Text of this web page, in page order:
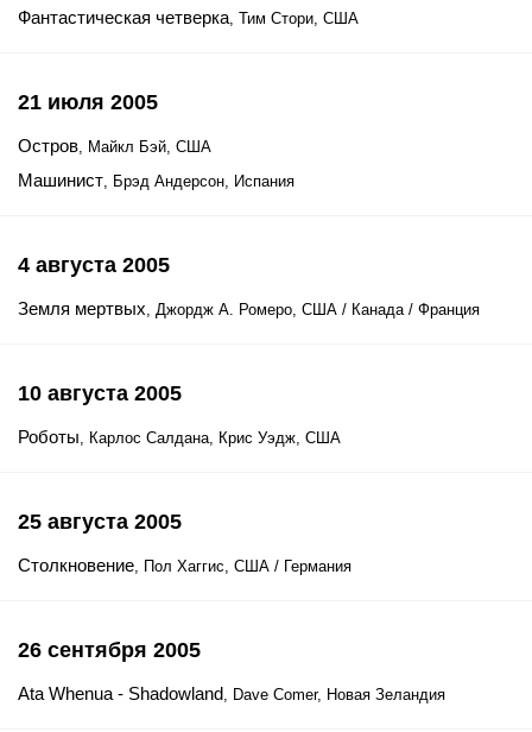
Фантастическая четверка, Тим Стори, США
21 июля 2005
Остров, Майкл Бэй, США
Машинист, Брэд Андерсон, Испания
4 августа 2005
Земля мертвых, Джордж А. Ромеро, США / Канада / Франция
10 августа 2005
Роботы, Карлос Салдана, Крис Уэдж, США
25 августа 2005
Столкновение, Пол Хаггис, США / Германия
26 сентября 2005
Ata Whenua - Shadowland, Dave Comer, Новая Зеландия